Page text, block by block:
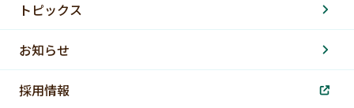
トピックス
お知らせ
採用情報